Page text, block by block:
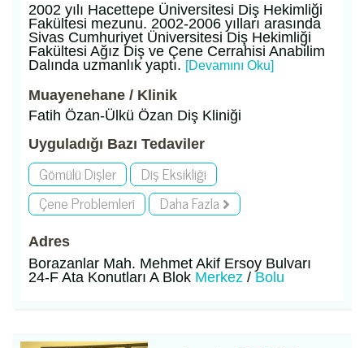
2002 yılı Hacettepe Üniversitesi Diş Hekimliği
Fakültesi mezunu. 2002-2006 yılları arasında
Sivas Cumhuriyet Üniversitesi Diş Hekimliği
Fakültesi Ağız Diş ve Çene Cerrahisi Anabilim
Dalında uzmanlık yaptı. [Devamını Oku]
Muayenehane / Klinik
Fatih Özan-Ülkü Özan Diş Kliniği
Uyguladığı Bazı Tedaviler
Gömülü Dişler
Diş Eksikliği
Çene Problemleri
Daha Fazla
Adres
Borazanlar Mah. Mehmet Akif Ersoy Bulvarı
24-F Ata Konutları A Blok Merkez / Bolu